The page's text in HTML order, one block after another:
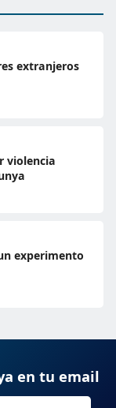
extranjeros
violencia
experimento
en tu email